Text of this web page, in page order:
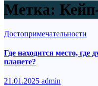
Метка:
Достопримечательности
Где находится место, где
планете?
21.01.2025 admin